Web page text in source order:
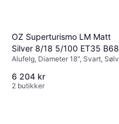
OZ Superturismo LM Matt
Silver 8/18 5/100 ET35 B68
Alufelg, Diameter 18", Svart, Sølv
6 204 kr
2 butikker